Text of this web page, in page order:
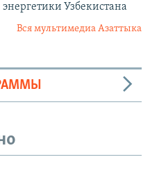
энергетики Узбекистана
Вся мультимедиа Азаттыка